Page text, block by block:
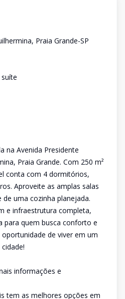
Praia Grande-SP
na Avenida Presidente
Praia Grande. Com 250 m²
conta com 4 dormitórios,
Aproveite as amplas salas
uma cozinha planejada.
e infraestrutura completa,
para quem busca conforto e
de viver em um
informações e
tem as melhores opções em